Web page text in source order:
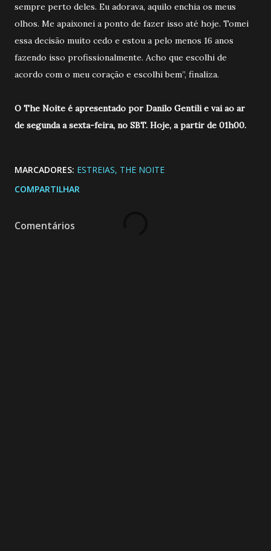
sempre perto deles. Eu adorava, aquilo enchia os meus
olhos. Me apaixonei a ponto de fazer isso até hoje. Tomei
essa decisão muito cedo e estou a pelo menos 16 anos
fazendo isso profissionalmente. Acho que escolhi de
acordo com o meu coração e escolhi bem”, finaliza.
O The Noite é apresentado por Danilo Gentili e vai ao ar
de segunda a sexta-feira, no SBT. Hoje, a partir de 01h00.
MARCADORES: ESTREIAS THE NOITE
COMPARTILHAR
Comentários